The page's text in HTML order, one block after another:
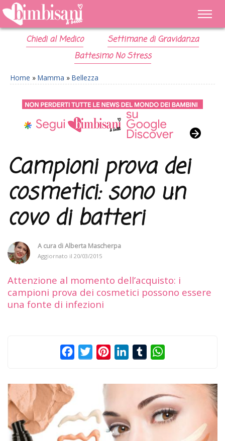
Chiedi al Medico
Settimane di Gravidanza
Battesimo No Stress
Home » Mamma » Bellezza
Campioni prova dei
cosmetici: sono un
covo di batteri
A cura diAlberta Mascherpa
Aggiornato il 20/03/2015
Attenzione al momento dell’acquisto: i
campioni prova dei cosmetici possono essere
una fonte di infezioni
FacebookTwitterPinterestLinkedInTumblr